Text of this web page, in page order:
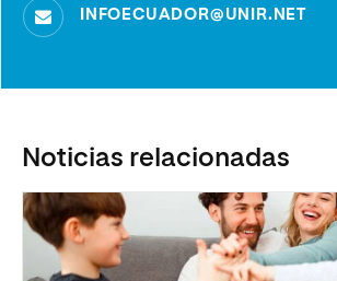
INFOECUADOR@UNIR.NET
Noticias relacionadas